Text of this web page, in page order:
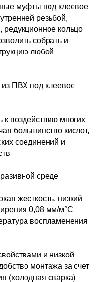
муфты под клеевое
резьбой,
редукционное кольцо
собрать и
любой
ПВХ под клеевое
к воздействию многих
большинство кислот,
соединений и
среде
жесткость, низкий
0,08 мм/м°C.
воспламенения
и низкой
монтажа за счет
(холодная сварка)